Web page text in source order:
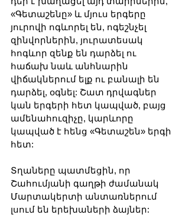
«Գետաշենը» և մյուս երգերը
յուրովի ոգևորել են, ոգեշնչել
զինվորներին, յուրատեսակ
հոգևոր զենք են դարձել ու
հաճախ նաև անհնարին
վիճակներում ելք ու բանալի են
դարձել, օգնել: Շատ դրվագներ
կան երգերի հետ կապված, բայց
ամենահուզիչը, կարևորը
կապված է հենց «Գետաշեն» երգի
հետ:
Տղաները պատմեցին, որ
Շահումյանի գաղթի ժամանակ
Մարտակերտի անտառներում
լսում են երեխաների ձայներ: